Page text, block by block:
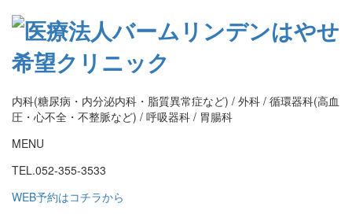
内科(糖尿病・内分泌内科・脂質異常症など) / 外科 / 循環器科(高血
圧・心不全・不整脈など) / 呼吸器科 / 胃腸科
MENU
TEL.052-355-3533
WEB予約はコチラから